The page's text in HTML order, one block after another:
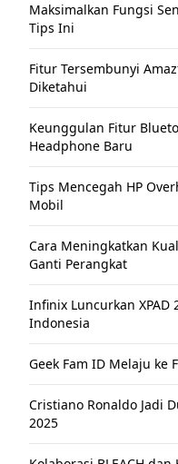
Maksimalkan Fungsi
Tips Ini
Fitur Tersembunyi
Diketahui
Keunggulan Fitur
Headphone Baru
Tips Mencegah HP
Mobil
Cara Meningkatkan
Ganti Perangkat
Infinix Luncurkan XPAD
Indonesia
Geek Fam ID Melaju ke
Cristiano Ronaldo Jadi
2025